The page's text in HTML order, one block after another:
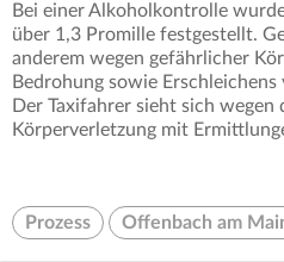
Bei einer Alkoholkontrolle
über 1,3 Promille festgestellt.
anderem wegen gefährlicher
Bedrohung sowie
Der Taxifahrer sieht sich wegen
Körperverletzung mit
Prozess Offenbach am